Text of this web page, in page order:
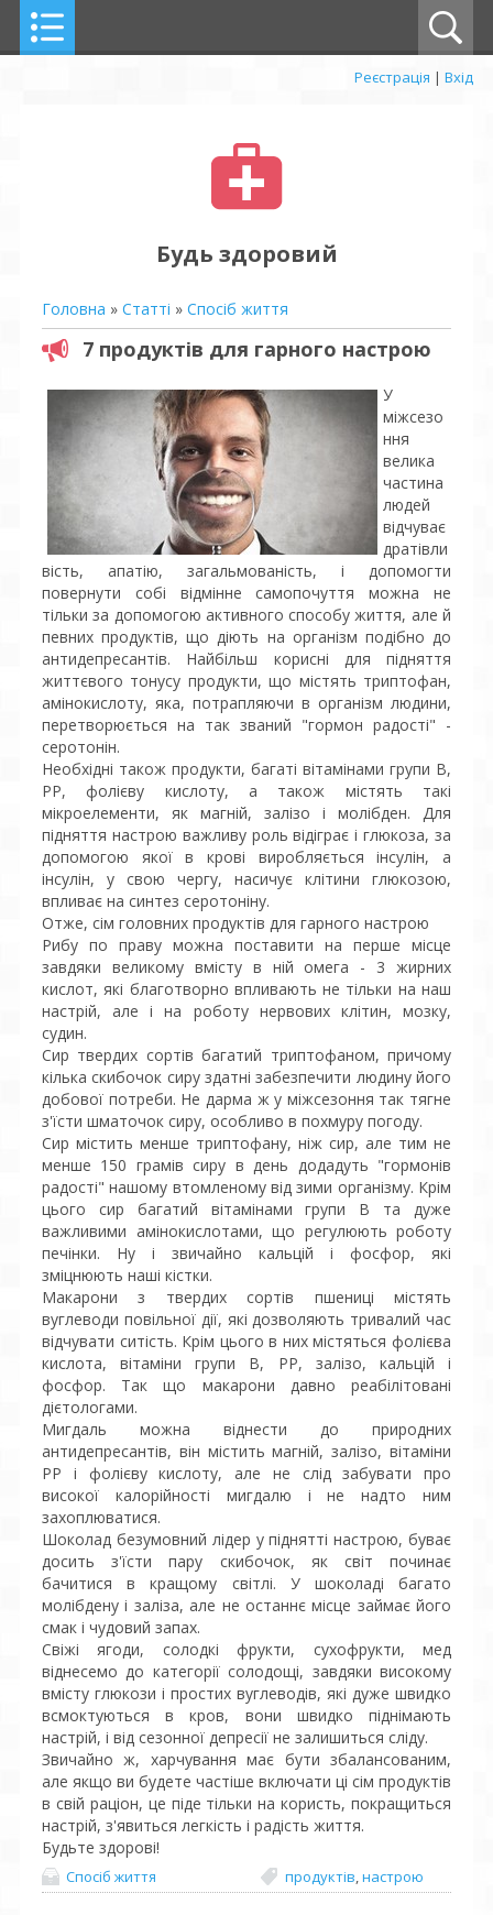
Реєстрація | Вхід
Будь здоровий
Головна » Статті » Спосіб життя
7 продуктів для гарного настрою
У
міжсезо
ння
велика
частина
людей
відчуває
дратівли
вість, апатію, загальмованість, і допомогти
повернути собі відмінне самопочуття можна не
тільки за допомогою активного способу життя, але й
певних продуктів, що діють на організм подібно до
антидепресантів. Найбільш корисні для підняття
життєвого тонусу продукти, що містять триптофан,
амінокислоту, яка, потрапляючи в організм людини,
перетворюється на так званий "гормон радості" -
серотонін.
Необхідні також продукти, багаті вітамінами групи В,
РР, фолієву кислоту, а також містять такі
мікроелементи, як магній, залізо і молібден. Для
підняття настрою важливу роль відіграє і глюкоза, за
допомогою якої в крові виробляється інсулін, а
інсулін, у свою чергу, насичує клітини глюкозою,
впливає на синтез серотоніну.
Отже, сім головних продуктів для гарного настрою
Рибу по праву можна поставити на перше місце
завдяки великому вмісту в ній омега - 3 жирних
кислот, які благотворно впливають не тільки на наш
настрій, але і на роботу нервових клітин, мозку,
судин.
Сир твердих сортів багатий триптофаном, причому
кілька скибочок сиру здатні забезпечити людину його
добової потреби. Не дарма ж у міжсезоння так тягне
з'їсти шматочок сиру, особливо в похмуру погоду.
Сир містить менше триптофану, ніж сир, але тим не
менше 150 грамів сиру в день додадуть "гормонів
радості" нашому втомленому від зими організму. Крім
цього сир багатий вітамінами групи В та дуже
важливими амінокислотами, що регулюють роботу
печінки. Ну і звичайно кальцій і фосфор, які
зміцнюють наші кістки.
Макарони з твердих сортів пшениці містять
вуглеводи повільної дії, які дозволяють тривалий час
відчувати ситість. Крім цього в них містяться фолієва
кислота, вітаміни групи В, РР, залізо, кальцій і
фосфор. Так що макарони давно реабілітовані
дієтологами.
Мигдаль можна віднести до природних
антидепресантів, він містить магній, залізо, вітаміни
РР і фолієву кислоту, але не слід забувати про
високої калорійності мигдалю і не надто ним
захоплюватися.
Шоколад безумовний лідер у піднятті настрою, буває
досить з'їсти пару скибочок, як світ починає
бачитися в кращому світлі. У шоколаді багато
молібдену і заліза, але не останнє місце займає його
смак і чудовий запах.
Свіжі ягоди, солодкі фрукти, сухофрукти, мед
віднесемо до категорії солодощі, завдяки високому
вмісту глюкози і простих вуглеводів, які дуже швидко
всмоктуються в кров, вони швидко піднімають
настрій, і від сезонної депресії не залишиться сліду.
Звичайно ж, харчування має бути збалансованим,
але якщо ви будете частіше включати ці сім продуктів
в свій раціон, це піде тільки на користь, покращиться
настрій, з'явиться легкість і радість життя.
Будьте здорові!
Спосіб життя продуктів настрою